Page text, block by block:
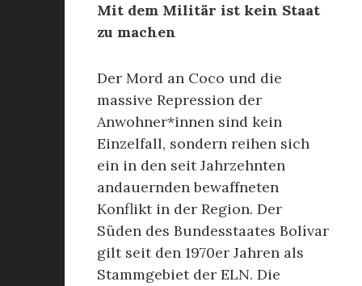
Mit dem Militär ist kein Staat
zu machen
Der Mord an Coco und die
massive Repression der
Anwohner*innen sind kein
Einzelfall, sondern reihen sich
ein in den seit Jahrzehnten
andauernden bewaffneten
Konflikt in der Region. Der
Süden des Bundesstaates Bolívar
gilt seit den 1970er Jahren als
Stammgebiet der ELN. Die